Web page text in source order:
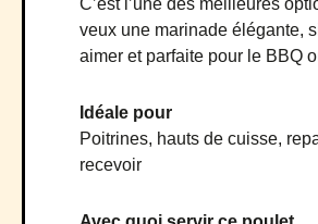
C’est l’une des meilleures
veux une marinade élégante,
aimer et parfaite pour le BBQ
Idéale pour
Poitrines, hauts de cuisse,
recevoir